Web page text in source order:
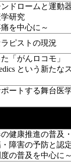
ドロームと運動
研究
を中心に～
ピストの現況
「がんロコモ」
という新たな
ートする舞台医
健康推進の普及
障害の予防と認
の普及を中心に